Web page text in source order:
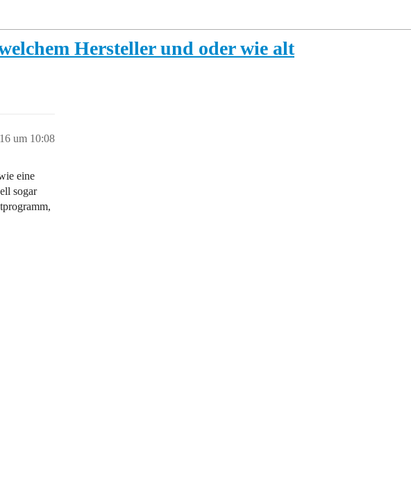
Hersteller und oder wie alt
um 10:08
eine
sogar